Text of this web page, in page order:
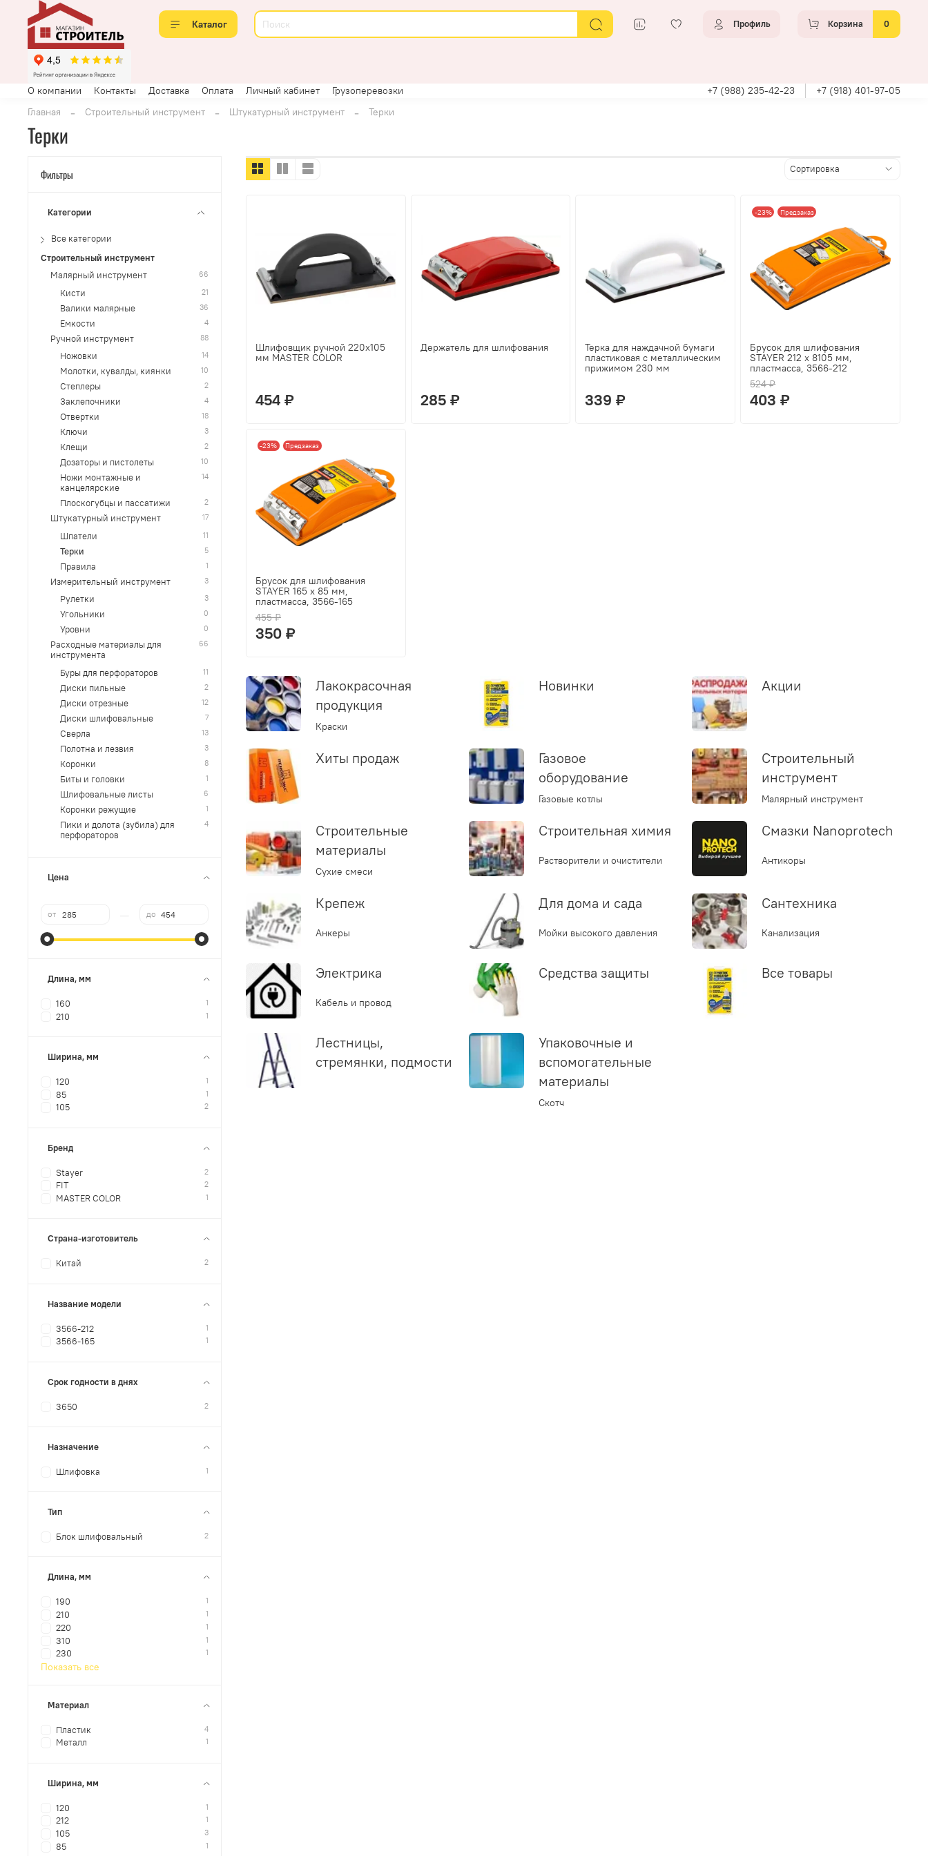
Каталог Профиль Корзина 0
О компании Контакты Доставка Оплата Личный кабинет Грузоперевозки +7 (988) 235-42-23
+7 (918) 401-97-05
Главная
Строительный инструмент Штукатурный инструмент Терки
Терки
Шлифовщик ручной 220х105
мм MASTER COLOR
454 ₽
Держатель для шлифования
285 ₽
Терка для наждачной бумаги
пластиковая с металлическим
прижимом 230 мм
339 ₽
-23% Предзаказ
Брусок для шлифования
STAYER 212 x 8105 мм,
пластмасса, 3566-212
524 ₽
403 ₽
-23% Предзаказ
Брусок для шлифования
STAYER 165 x 85 мм,
пластмасса, 3566-165
455 ₽
350 ₽
Лакокрасочная
продукция
Краски
Новинки Акции
Хиты продаж
Газовое
оборудование
Газовые котлы
Строительный
инструмент
Малярный инструмент
Строительные
материалы
Сухие смеси
Строительная химия
Растворители и очистители
Смазки Nanoprotech
Антикоры
Крепеж
Анкеры
Для дома и сада
Мойки высокого давления
Сантехника
Канализация
Электрика
Кабель и провод
Средства защиты Все товары
Лестницы,
стремянки, подмости
Упаковочные и
вспомогательные
материалы
Скотч
Фильтры
Категории
Все категории
Строительный инструмент
Малярный инструмент
66
Кисти 21
Валики малярные 36
Емкости 4
Ручной инструмент 88
Ножовки 14
Молотки, кувалды, киянки 10
Степлеры 2
Заклепочники 4
Отвертки 18
Ключи 3
Клещи 2
Дозаторы и пистолеты 10
Ножи монтажные и
канцелярские
14
Плоскогубцы и пассатижи 2
Штукатурный инструмент 17
Шпатели 11
Терки 5
Правила 1
Измерительный инструмент 3
Рулетки 3
Угольники 0
Уровни 0
Расходные материалы для
инструмента
66
Буры для перфораторов 11
Диски пильные 2
Диски отрезные 12
Диски шлифовальные 7
Сверла 13
Полотна и лезвия 3
Коронки 8
Биты и головки 1
Шлифовальные листы 6
Коронки режущие 1
Пики и долота (зубила) для
перфораторов
4
Цена
от до
Длина, мм
160 1
210 1
Ширина, мм
120 1
85 1
105 2
Бренд
Stayer 2
FIT 2
MASTER COLOR 1
Страна-изготовитель
Китай 2
Название модели
3566-212 1
3566-165 1
Срок годности в днях
3650 2
Назначение
Шлифовка 1
Тип
Блок шлифовальный 2
Длина, мм
190 1
210 1
220 1
310 1
230 1
Показать все
Материал
Пластик 4
Металл 1
Ширина, мм
120 1
212 1
105 3
85 1